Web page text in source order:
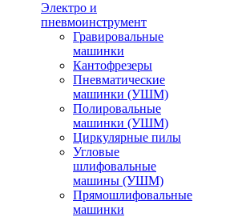
Электро и
пневмоинструмент
Гравировальные
машинки
Кантофрезеры
Пневматические
машинки (УШМ)
Полировальные
машинки (УШМ)
Циркулярные пилы
Угловые
шлифовальные
машины (УШМ)
Прямошлифовальные
машинки